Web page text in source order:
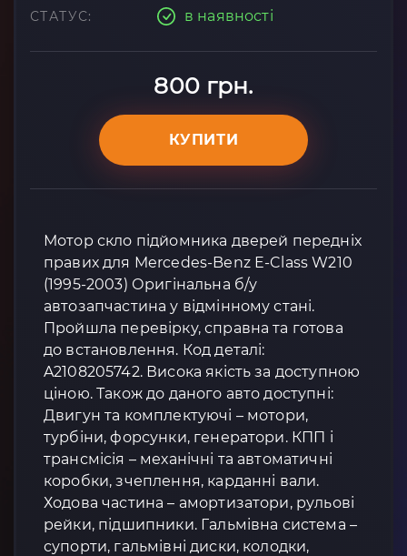
СТАТУС:
в наявності
800 грн.
КУПИТИ
Мотор скло підйомника дверей передніх
правих для Mercedes-Benz E-Class W210
(1995-2003) Оригінальна б/у
автозапчастина у відмінному стані.
Пройшла перевірку, справна та готова
до встановлення. Код деталі:
A2108205742. Висока якість за доступною
ціною. Також до даного авто доступні:
Двигун та комплектуючі – мотори,
турбіни, форсунки, генератори. КПП і
трансмісія – механічні та автоматичні
коробки, зчеплення, карданні вали.
Ходова частина – амортизатори, рульові
рейки, підшипники. Гальмівна система –
супорти, гальмівні диски, колодки,